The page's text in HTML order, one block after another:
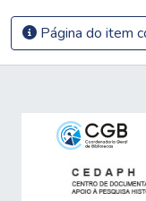
Página do item